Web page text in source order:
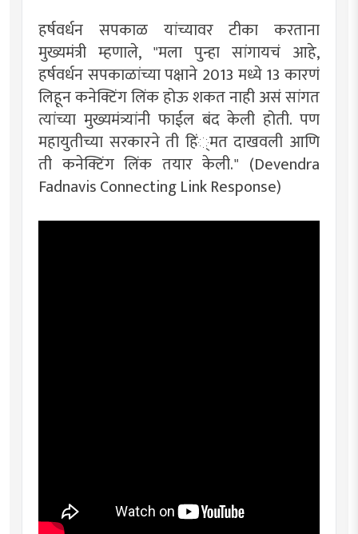
हर्षवर्धन सपकाळ यांच्यावर टीका करताना
मुख्यमंत्री म्हणाले, "मला पुन्हा सांगायचं आहे,
हर्षवर्धन सपकाळांच्या पक्षाने 2013 मध्ये 13 कारणं
लिहून कनेक्टिंग लिंक होऊ शकत नाही असं सांगत
त्यांच्या मुख्यमंत्र्यांनी फाईल बंद केली होती. पण
महायुतीच्या सरकारने ती हिं्मत दाखवली आणि
ती कनेक्टिंग लिंक तयार केली." (Devendra
Fadnavis Connecting Link Response)